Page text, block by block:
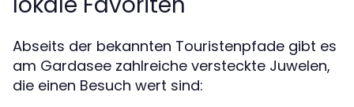
Abseits der bekannten Touristenpfade gibt es
am Gardasee zahlreiche versteckte Juwelen,
die einen Besuch wert sind: